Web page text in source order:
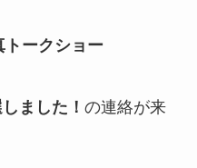
ークショー
ました！ の連絡が来